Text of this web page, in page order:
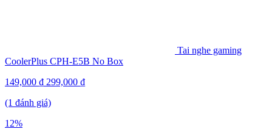
Tai nghe gaming
CoolerPlus CPH-E5B No Box
149,000 ₫ 299,000 ₫
(1 đánh giá)
12%